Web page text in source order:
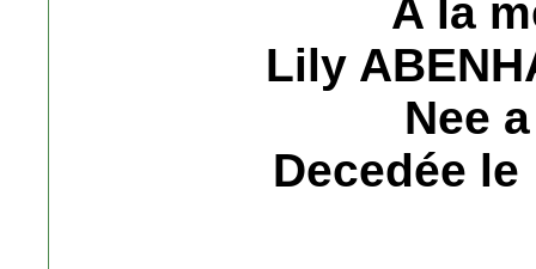
A la
Lily
Nee
Decedée le